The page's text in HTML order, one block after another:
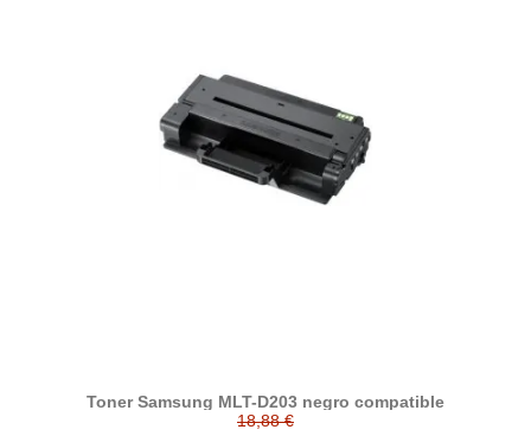
Toner Samsung MLT-D203 negro compatible
18,88 €